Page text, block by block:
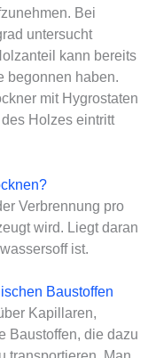
Bei
untersucht
kann bereits
begonnen haben.
mit Hygrostaten
Holzes eintritt
Verbrennung pro
wird. Liegt daran
ist.
Baustoffen
Kapillaren,
Baustoffen, die dazu